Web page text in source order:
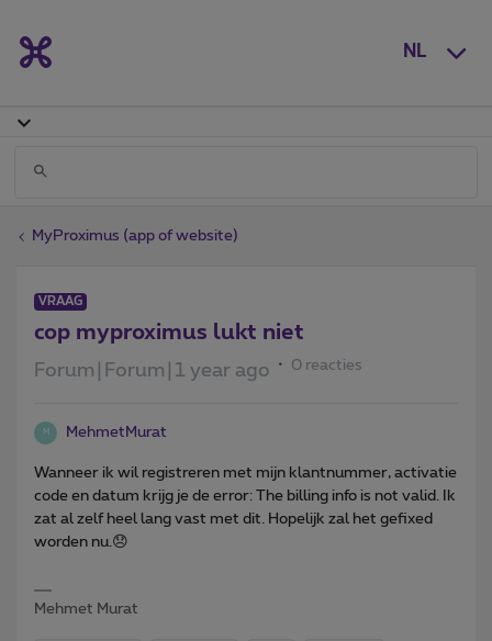
NL
MyProximus (app of website)
VRAAG
cop myproximus lukt niet
Forum|Forum|1 year ago 0 reacties
M MehmetMurat
Wanneer ik wil registreren met mijn klantnummer, activatie
code en datum krijg je de error: The billing info is not valid. Ik
zat al zelf heel lang vast met dit. Hopelijk zal het gefixed
worden nu.😞
Mehmet Murat